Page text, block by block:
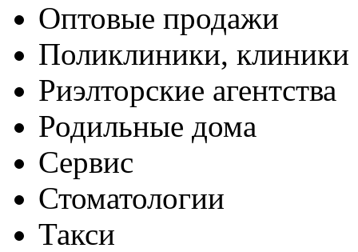
Оптовые продажи
Поликлиники, клиники
Риэлторские агентства
Родильные дома
Сервис
Стоматологии
Такси